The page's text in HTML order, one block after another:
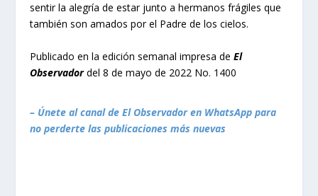
sentir la alegría de estar junto a hermanos frágiles que
también son amados por el Padre de los cielos.
Publicado en la edición semanal impresa deEl
Observadordel 8 de mayo de 2022 No. 1400
– Únete al canal de El Observador en WhatsApp para
no perderte las publicaciones más nuevas